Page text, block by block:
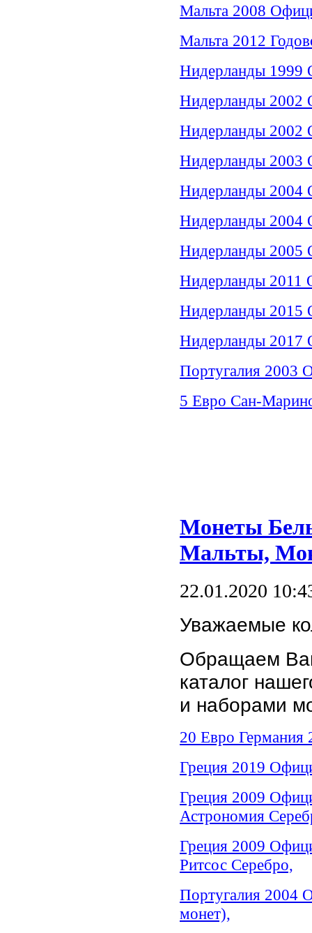
Мальта 2008
Мальта 2012
Нидерланды 1999
Нидерланды 2002
Нидерланды 2002
Нидерланды 2003
Нидерланды 2004
Нидерланды 2004
Нидерланды 2005
Нидерланды 2011
Нидерланды 2015
Нидерланды 2017
Португалия 2003
5 Евро Сан-
Монеты
Мальты,
22.01.2020
Уважаемые
Обращаем
каталог
и наборами
20 Евро Германия
Греция 2019
Греция 2009
Астрономия
Греция 2009
Ритсос Серебро,
Португалия 2004
монет),